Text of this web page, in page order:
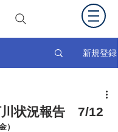
新規登録
川状況報告 7/12
）